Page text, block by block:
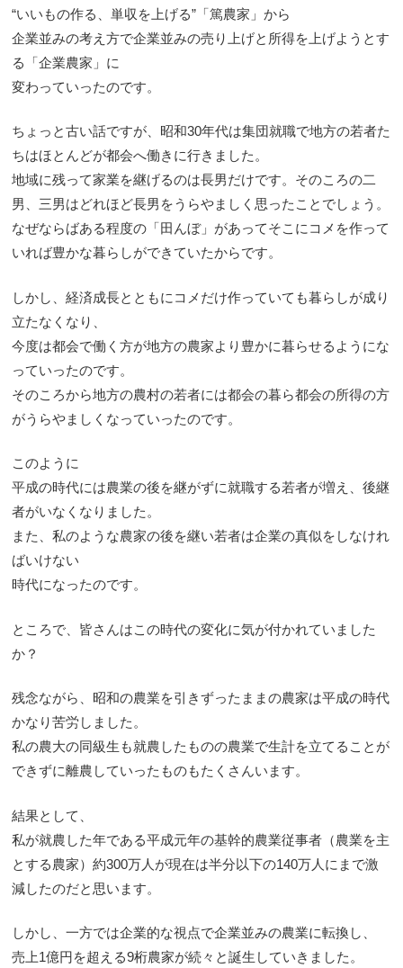
“いいもの作る、単収を上げる”「篤農家」から
企業並みの考え方で企業並みの売り上げと所得を上げようとす
る「企業農家」に
変わっていったのです。
ちょっと古い話ですが、昭和30年代は集団就職で地方の若者た
ちはほとんどが都会へ働きに行きました。
地域に残って家業を継げるのは長男だけです。そのころの二
男、三男はどれほど長男をうらやましく思ったことでしょう。
なぜならばある程度の「田んぼ」があってそこにコメを作って
いれば豊かな暮らしができていたからです。
しかし、経済成長とともにコメだけ作っていても暮らしが成り
立たなくなり、
今度は都会で働く方が地方の農家より豊かに暮らせるようにな
っていったのです。
そのころから地方の農村の若者には都会の暮ら都会の所得の方
がうらやましくなっていったのです。
このように
平成の時代には農業の後を継がずに就職する若者が増え、後継
者がいなくなりました。
また、私のような農家の後を継い若者は企業の真似をしなけれ
ばいけない
時代になったのです。
ところで、皆さんはこの時代の変化に気が付かれていました
か？
残念ながら、昭和の農業を引きずったままの農家は平成の時代
かなり苦労しました。
私の農大の同級生も就農したものの農業で生計を立てることが
できずに離農していったものもたくさんいます。
結果として、
私が就農した年である平成元年の基幹的農業従事者（農業を主
とする農家）約300万人が現在は半分以下の140万人にまで激
減したのだと思います。
しかし、一方では企業的な視点で企業並みの農業に転換し、
売上1億円を超える9桁農家が続々と誕生していきました。